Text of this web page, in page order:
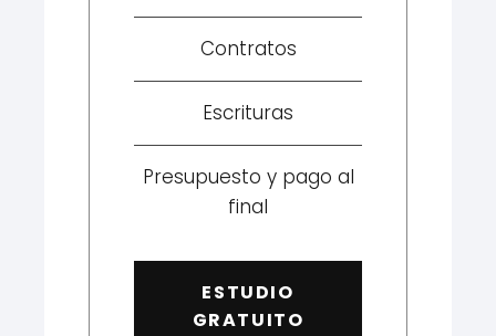
Contratos
Escrituras
Presupuesto y pago al
final
ESTUDIO
GRATUITO